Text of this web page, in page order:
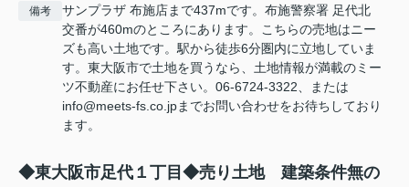
備考
サンプラザ 布施店まで437mです。布施警察署 足代北
交番が460mのところにあります。こちらの売地はニー
ズも高い土地です。駅から徒歩6分圏内に立地していま
す。東大阪市で土地を買うなら、土地情報が満載のミー
ツ不動産にお任せ下さい。06-6724-3322、または
info@meets-fs.co.jpまでお問い合わせをお待ちしており
ます。
◆東大阪市足代１丁目◆売り土地 建築条件無の